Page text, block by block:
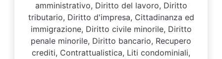
amministrativo, Diritto del lavoro, Diritto
tributario, Diritto d'impresa, Cittadinanza ed
immigrazione, Diritto civile minorile, Diritto
penale minorile, Diritto bancario, Recupero
crediti, Contrattualistica, Liti condominiali,